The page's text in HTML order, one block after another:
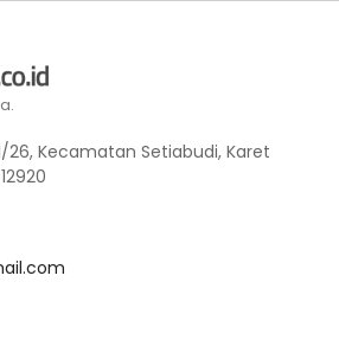
26, Kecamatan Setiabudi, Karet